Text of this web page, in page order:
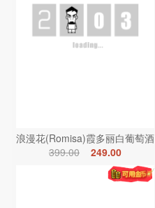
浪漫花(Romisa)霞多丽白葡萄酒
399.00
249.00